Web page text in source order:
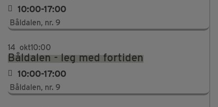
10:00-17:00
Båldalen, nr. 9
14 okt10:00
Båldalen - leg med fortiden
10:00-17:00
Båldalen, nr. 9